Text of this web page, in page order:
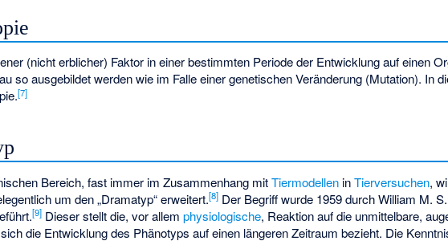
(nicht erblicher) Faktor in einer bestimmten Periode der Entwicklung auf einen
so ausgebildet werden wie im Falle einer genetischen Veränderung (Mutation). In
[7]
Bereich, fast immer im Zusammenhang mitTiermodellen inTierversuchen,
um den „Dramatyp“ erweitert.[8] Der Begriff wurde 1959 durch William M.
[9] Dieser stellt die, vor allemphysiologische, Reaktion auf die unmittelbare,
die Entwicklung des Phänotyps auf einen längeren Zeitraum bezieht. Die